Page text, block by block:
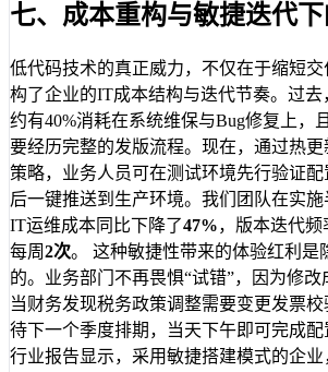
七、成本重构与敏捷迭代
低代码技术的真正威力，不仅在于缩短
构了企业的IT成本结构与迭代节奏。过去
约有40%消耗在系统维保与Bug修复上，
要经历完整的发版流程。现在，通过热
策略，业务人员可在测试环境先行验证
后一键推送到生产环境。我们团队在实
IT运维成本同比下降了47%，版本迭代
每周2次。 这种敏捷性带来的体验红利是
的。业务部门不再畏惧“试错”，因为修改
当财务发现税务政策调整需要变更发票
待下一个季度排期，当天下午即可完成
行业报告显示，采用敏捷搭建模式的企业